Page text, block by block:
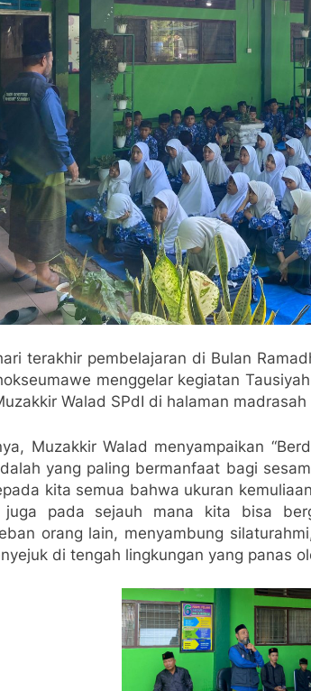
terakhir pembelajaran di Bulan
menggelar kegiatan
Walad SPdI di halaman
Muzakkir Walad menyampaikan
yang paling bermanfaat bagi
kita semua bahwa ukuran
pada sejauh mana kita bisa
orang lain, menyambung
di tengah lingkungan yang panas